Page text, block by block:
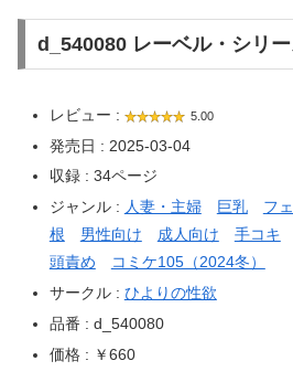
d_540080 レーベル・シリ
レビュー : 5.00
発売日 : 2025-03-04
収録 : 34ページ
ジャンル : 人妻・主婦 巨乳 フ
根
男性向け 成人向け 手コキ
頭責め
コミケ105（2024冬）
サークル : ひよりの性欲
品番 : d_540080
価格 : ￥660